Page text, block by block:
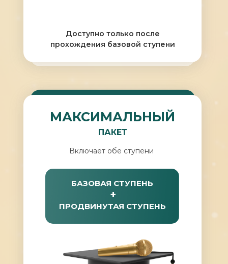
МАКСИМАЛЬНЫЙ
ПАКЕТ
Включает обе ступени
БАЗОВАЯ СТУПЕНЬ
ПРОДВИНУТАЯ СТУПЕНЬ
+
Доступно только после
прохождения базовой ступени